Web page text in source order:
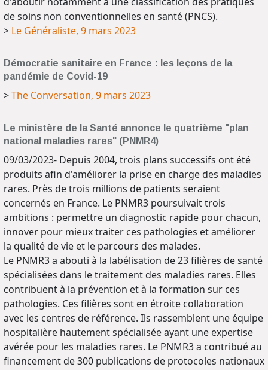
de soins non conventionnelles en santé (PNCS).
> Le Généraliste, 9 mars 2023
Démocratie sanitaire en France : les leçons de la
pandémie de Covid-19
>The Conversation, 9 mars 2023
Le ministère de la Santé annonce le quatrième "plan
national maladies rares" (PNMR4)
09/03/2023- Depuis 2004, trois plans successifs ont été
produits afin d'améliorer la prise en charge des maladies
rares. Près de trois millions de patients seraient
concernés en France. Le PNMR3 poursuivait trois
ambitions : permettre un diagnostic rapide pour chacun,
innover pour mieux traiter ces pathologies et améliorer
la qualité de vie et le parcours des malades.
Le PNMR3 a abouti à la labélisation de 23 filières de santé
spécialisées dans le traitement des maladies rares. Elles
contribuent à la prévention et à la formation sur ces
pathologies. Ces filières sont en étroite collaboration
avec les centres de référence. Ils rassemblent une équipe
hospitalière hautement spécialisée ayant une expertise
avérée pour les maladies rares. Le PNMR3 a contribué au
financement de 300 publications de protocoles nationaux